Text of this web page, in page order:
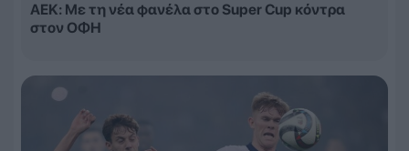
ΑΕΚ: Με τη νέα φανέλα στο Super Cup κόντρα
στον ΟΦΗ